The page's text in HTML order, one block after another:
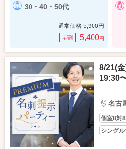
30・40・50代
通常価格 5,900円
早割 5,400円
8/21(
19:30
名古
個室8対8
シング